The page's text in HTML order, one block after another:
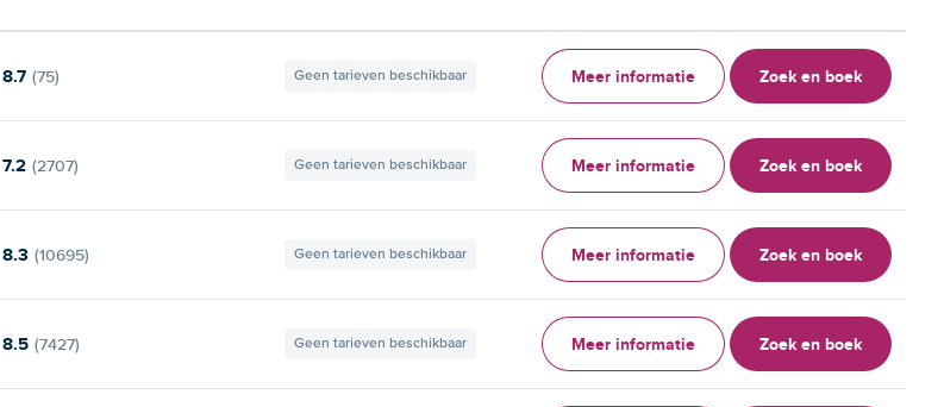
8.7 (75) Geen tarieven beschikbaar Meer informatie Zoek en boek
7.2 (2707) Geen tarieven beschikbaar Meer informatie Zoek en boek
8.3 (10695) Geen tarieven beschikbaar Meer informatie Zoek en boek
8.5 (7427) Geen tarieven beschikbaar Meer informatie Zoek en boek